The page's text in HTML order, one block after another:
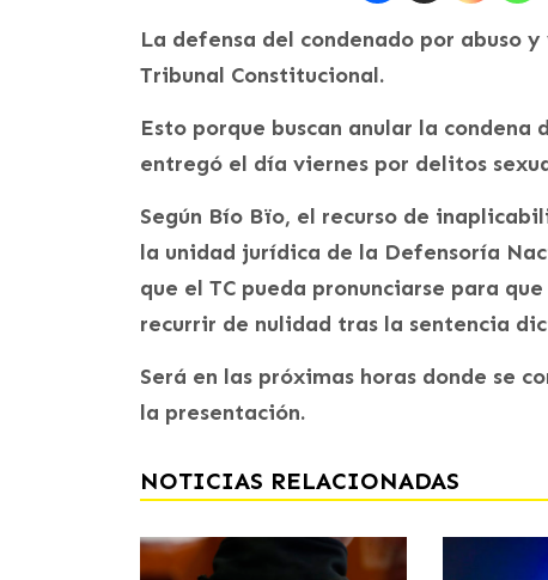
La defensa del condenado por abuso
Tribunal Constitucional.
Esto porque buscan anular la condena
entregó el día viernes por delitos
Según Bío Bïo, el recurso de
la unidad jurídica de la Defensoría
que el TC pueda pronunciarse para
recurrir de nulidad tras la sentencia
Será en las próximas horas donde se
la presentación.
NOTICIAS RELACIONADAS